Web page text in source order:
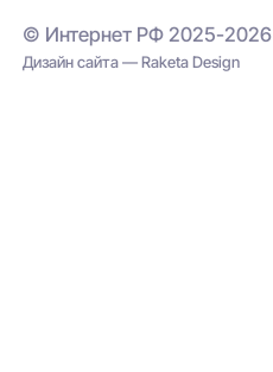
© Интернет РФ 2025-2026
Дизайн сайта — Raketa Design